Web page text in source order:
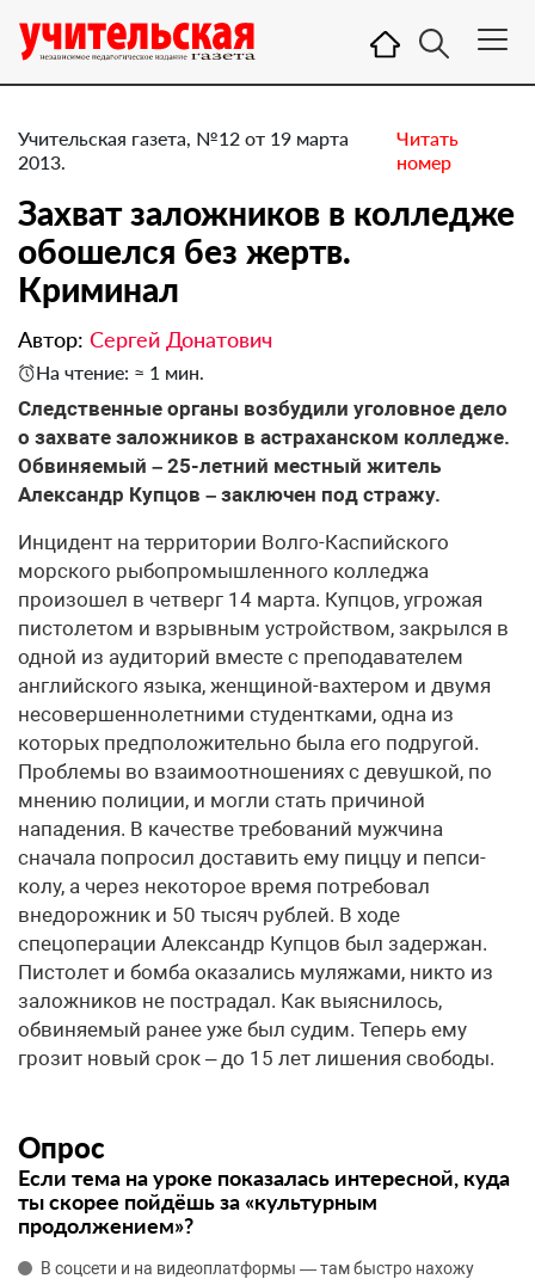
Учительская газета, №12 от 19 марта
2013.
Читать
номер
Захват заложников в колледже
обошелся без жертв.
Криминал
Автор: Сергей Донатович
На чтение: ≈ 1 мин.
Следственные органы возбудили уголовное дело
о захвате заложников в астраханском колледже.
Обвиняемый – 25-летний местный житель
Александр Купцов – заключен под стражу.
Инцидент на территории Волго-Каспийского
морского рыбопромышленного колледжа
произошел в четверг 14 марта. Купцов, угрожая
пистолетом и взрывным устройством, закрылся в
одной из аудиторий вместе с преподавателем
английского языка, женщиной-вахтером и двумя
несовершеннолетними студентками, одна из
которых предположительно была его подругой.
Проблемы во взаимоотношениях с девушкой, по
мнению полиции, и могли стать причиной
нападения. В качестве требований мужчина
сначала попросил доставить ему пиццу и пепси-
колу, а через некоторое время потребовал
внедорожник и 50 тысяч рублей. В ходе
спецоперации Александр Купцов был задержан.
Пистолет и бомба оказались муляжами, никто из
заложников не пострадал. Как выяснилось,
обвиняемый ранее уже был судим. Теперь ему
грозит новый срок – до 15 лет лишения свободы.
Опрос
Если тема на уроке показалась интересной, куда
ты скорее пойдёшь за «культурным
продолжением»?
В соцсети и на видеоплатформы — там быстро нахожу